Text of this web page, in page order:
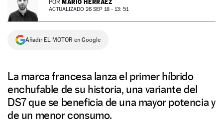
NEWSLETTER
SÍGUENOS
POR MARIO HERRÁEZ
ACTUALIZADO 26 SEP 18 - 13: 51
Añadir EL MOTOR en Google
La marca francesa lanza el primer híbrido
enchufable de su historia, una variante del
DS7 que se beneficia de una mayor potencia y
de un menor consumo.